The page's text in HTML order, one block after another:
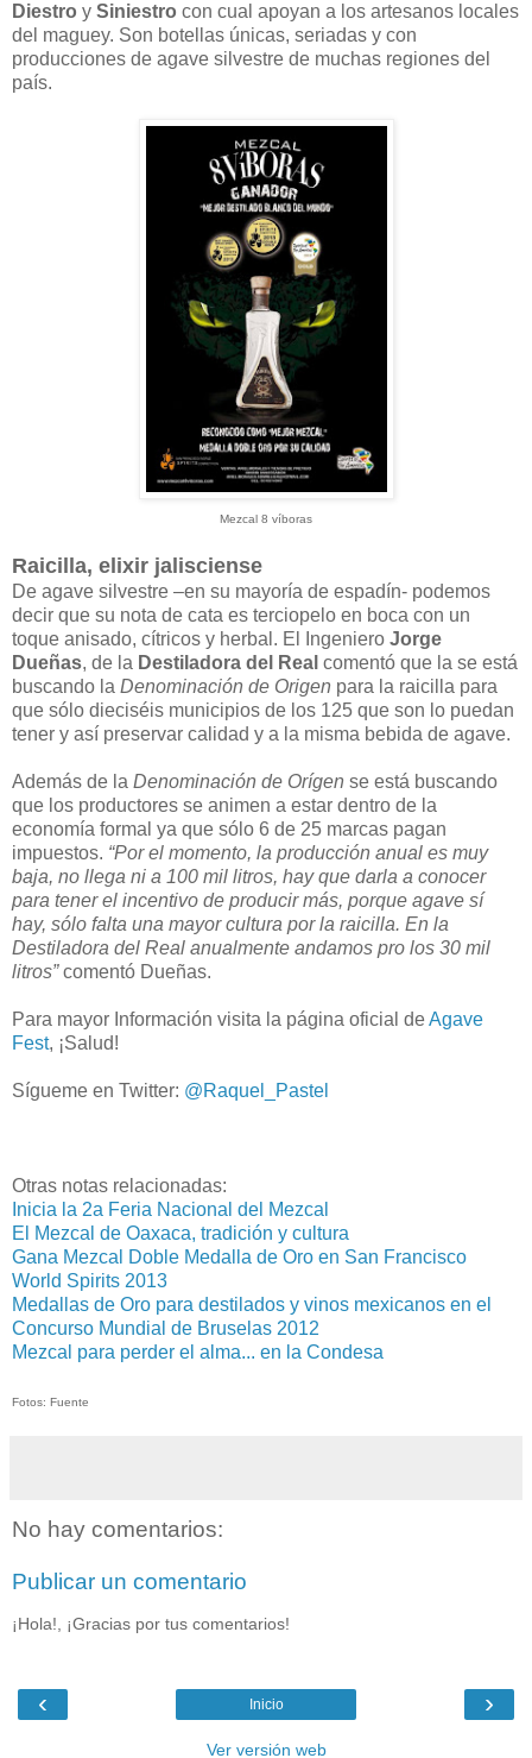
Diestro y Siniestro con cual apoyan a los artesanos locales
del maguey. Son botellas únicas, seriadas y con
producciones de agave silvestre de muchas regiones del
país.
Mezcal 8 víboras
Raicilla, elixir jalisciense
De agave silvestre –en su mayoría de espadín- podemos
decir que su nota de cata es terciopelo en boca con un
toque anisado, cítricos y herbal. El Ingeniero Jorge
Dueñas, de la Destiladora del Real comentó que la se está
buscando la Denominación de Origen para la raicilla para
que sólo dieciséis municipios de los 125 que son lo puedan
tener y así preservar calidad y a la misma bebida de agave.
Además de la Denominación de Orígen se está buscando
que los productores se animen a estar dentro de la
economía formal ya que sólo 6 de 25 marcas pagan
impuestos. “Por el momento, la producción anual es muy
baja, no llega ni a 100 mil litros, hay que darla a conocer
para tener el incentivo de producir más, porque agave sí
hay, sólo falta una mayor cultura por la raicilla. En la
Destiladora del Real anualmente andamos pro los 30 mil
litros”comentó Dueñas.
Para mayor Información visita la página oficial deAgave
Fest, ¡Salud!
Sígueme en Twitter: @Raquel_Pastel
Otras notas relacionadas:
Inicia la 2a Feria Nacional del Mezcal
El Mezcal de Oaxaca, tradición y cultura
Gana Mezcal Doble Medalla de Oro en San Francisco
World Spirits 2013
Medallas de Oro para destilados y vinos mexicanos en el
Concurso Mundial de Bruselas 2012
Mezcal para perder el alma... en la Condesa
Fotos: Fuente
No hay comentarios:
Publicar un comentario
¡Hola!, ¡Gracias por tus comentarios!
‹ ›
Inicio
Ver versión web